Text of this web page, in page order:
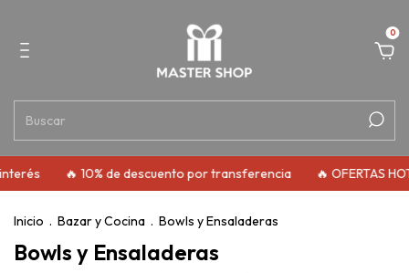
0
🔥 10% de descuento por transferencia 🔥 OFERTAS
Inicio . Bazar y Cocina . Bowls y Ensaladeras
Bowls y Ensaladeras